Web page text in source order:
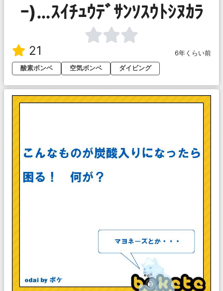
ｰ)…ｽｲﾁｭｳﾃﾞｻﾝｿｽｳﾄｼﾇｶﾗ
21
6年くらい前
酸素ボンベ
空気ボンベ ダイビング